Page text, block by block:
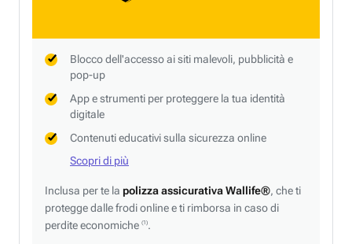
Blocco dell'accesso ai siti malevoli, pubblicità e
pop-up
App e strumenti per proteggere la tua identità
digitale
Contenuti educativi sulla sicurezza online
Scopri di più
Inclusa per te la polizza assicurativa Wallife®, che ti
protegge dalle frodi online e ti rimborsa in caso di
perdite economiche (1).